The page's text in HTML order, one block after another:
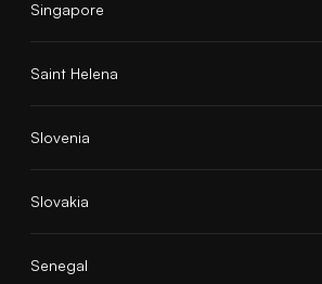
Singapore
Saint Helena
Slovenia
Slovakia
Senegal